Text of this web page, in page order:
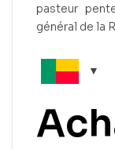
pasteur
général de la